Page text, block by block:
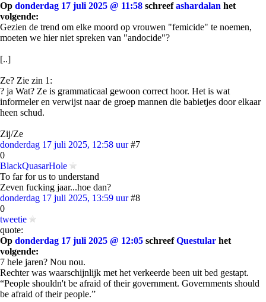
Op donderdag 17 juli 2025 @ 11:58 schreefashardalan het
volgende:
Gezien de trend om elke moord op vrouwen "femicide" te noemen,
moeten we hier niet spreken van "andocide"?
[..]
Ze? Zie zin 1:
? ja Wat? Ze is grammaticaal gewoon correct hoor. Het is wat
informeler en verwijst naar de groep mannen die babietjes door elkaar
heen schud.
Zij/Ze
donderdag 17 juli 2025, 12:58 uur #7
0
BlackQuasarHole
To far for us to understand
Zeven fucking jaar...hoe dan?
donderdag 17 juli 2025, 13:59 uur #8
0
tweetie
quote:
Op donderdag 17 juli 2025 @ 12:05 schreefQuestular het
volgende:
7 hele jaren? Nou nou.
Rechter was waarschijnlijk met het verkeerde been uit bed gestapt.
“People shouldn't be afraid of their government. Governments should
be afraid of their people.”